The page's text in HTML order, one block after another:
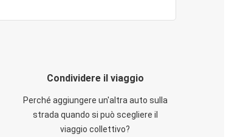
Condividere il viaggio
Perché aggiungere un'altra auto sulla
strada quando si può scegliere il
viaggio collettivo?